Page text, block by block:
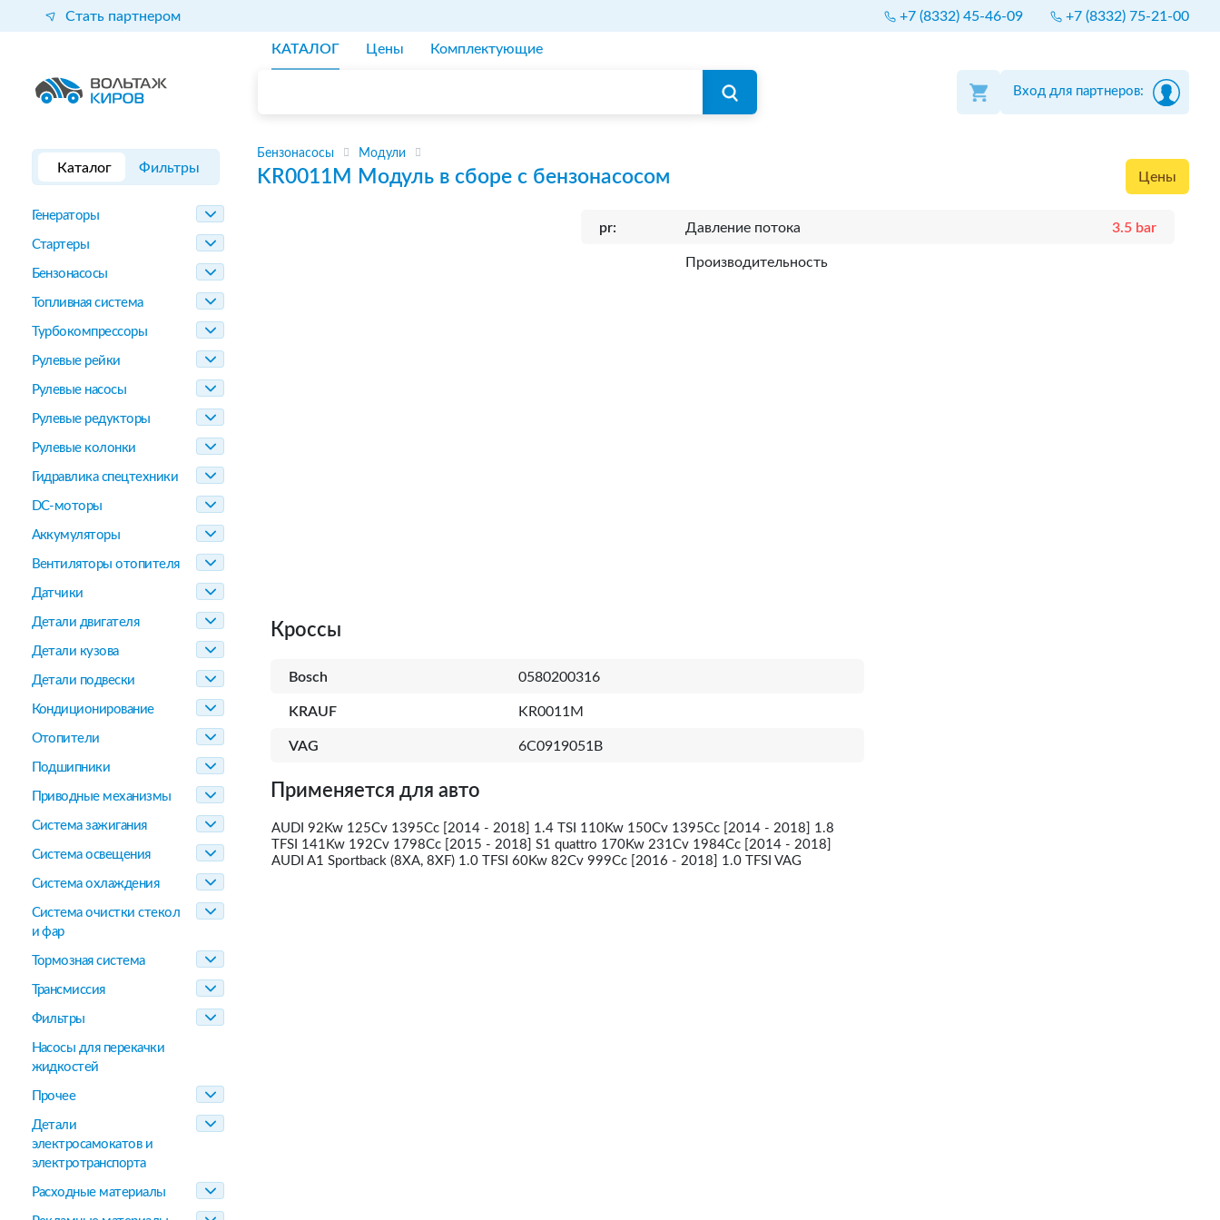
Стать партнером +7 (8332) 45-46-09 +7 (8332) 75-21-00
КАТАЛОГ Цены Комплектующие
Вход для партнеров:
Каталог Фильтры
Генераторы
Стартеры
Бензонасосы
Топливная система
Турбокомпрессоры
Рулевые рейки
Рулевые насосы
Рулевые редукторы
Рулевые колонки
Гидравлика спецтехники
DC-моторы
Аккумуляторы
Вентиляторы отопителя
Датчики
Детали двигателя
Детали кузова
Детали подвески
Кондиционирование
Отопители
Подшипники
Приводные механизмы
Система зажигания
Система освещения
Система охлаждения
Система очистки стекол
и фар
Тормозная система
Трансмиссия
Фильтры
Насосы для перекачки
жидкостей
Прочее
Детали
электросамокатов и
электротранспорта
Расходные материалы
Бензонасосы Модули
KR0011M Модуль в сборе с бензонасосом Цены
pr: Давление потока 3.5 bar
Производительность
Кроссы
Bosch 0580200316
KRAUF KR0011M
VAG 6C0919051B
Применяется для авто
AUDI 92Kw 125Cv 1395Cc [2014 - 2018] 1.4 TSI 110Kw 150Cv 1395Cc [2014 - 2018] 1.8
TFSI 141Kw 192Cv 1798Cc [2015 - 2018] S1 quattro 170Kw 231Cv 1984Cc [2014 - 2018]
AUDI A1 Sportback (8XA, 8XF) 1.0 TFSI 60Kw 82Cv 999Cc [2016 - 2018] 1.0 TFSI VAG